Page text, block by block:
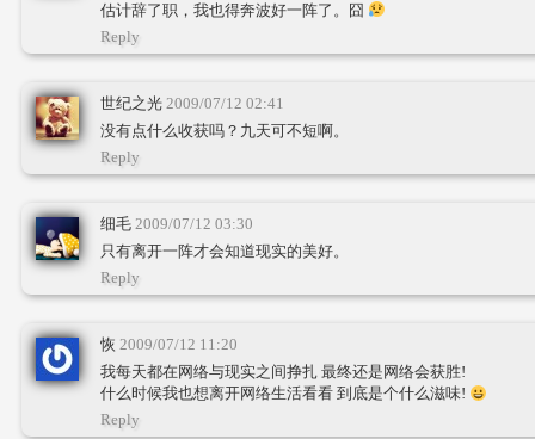
估计辞了职，我也得奔波好一阵了。囧
Reply
世纪之光 2009/07/12 02:41
没有点什么收获吗？九天可不短啊。
Reply
细毛 2009/07/12 03:30
只有离开一阵才会知道现实的美好。
Reply
恢 2009/07/12 11:20
我每天都在网络与现实之间挣扎 最终还是网络会获胜!
什么时候我也想离开网络生活看看 到底是个什么滋味!
Reply